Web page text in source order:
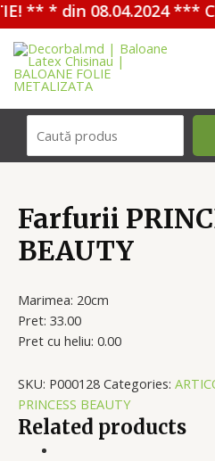
** * din 08.04.2024 ***
Перейти
содержимому
Farfurii
BEAUTY
Marimea: 20cm
Pret: 33.00
Pret cu heliu: 0.00
SKU: P000128 Categories:
PRINCESS BEAUTY
Related products